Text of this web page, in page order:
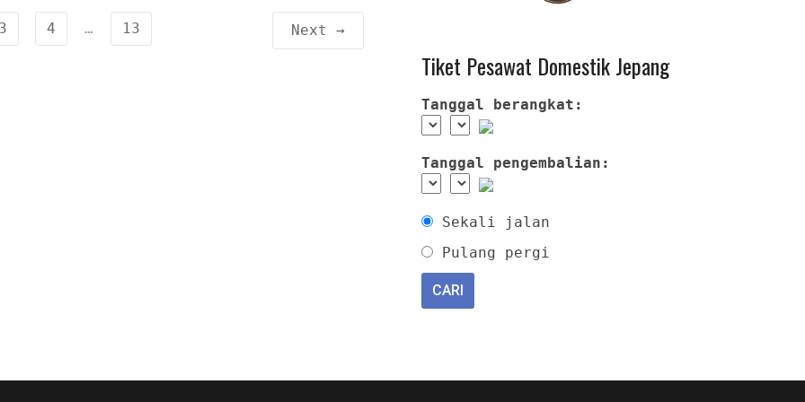
3 4 … 13 Next →
Tiket Pesawat Domestik Jepang
Tanggal berangkat:
Tanggal pengembalian:
Sekali jalan
Pulang pergi